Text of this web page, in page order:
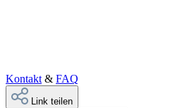
Kontakt & FAQ
Link teilen